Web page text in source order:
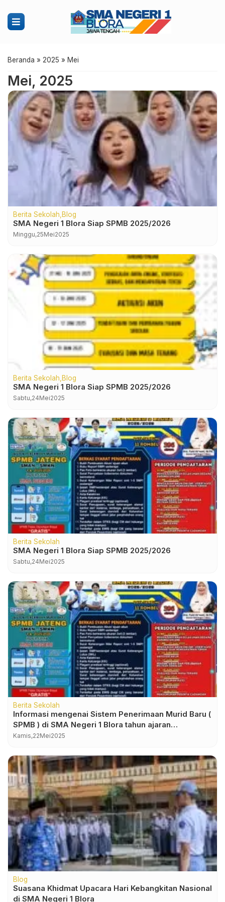
Beranda » 2025 » Mei
Mei, 2025
Berita Sekolah Blog
SMA Negeri 1 Blora Siap SPMB 2025/2026
Minggu,25Mei2025
Berita Sekolah Blog
SMA Negeri 1 Blora Siap SPMB 2025/2026
Sabtu,24Mei2025
Berita Sekolah
SMA Negeri 1 Blora Siap SPMB 2025/2026
Sabtu,24Mei2025
Berita Sekolah
Informasi mengenai Sistem Penerimaan Murid Baru (
SPMB ) di SMA Negeri 1 Blora tahun ajaran
2025/2026
Kamis,22Mei2025
Blog
Suasana Khidmat Upacara Hari Kebangkitan Nasional
di SMA Negeri 1 Blora